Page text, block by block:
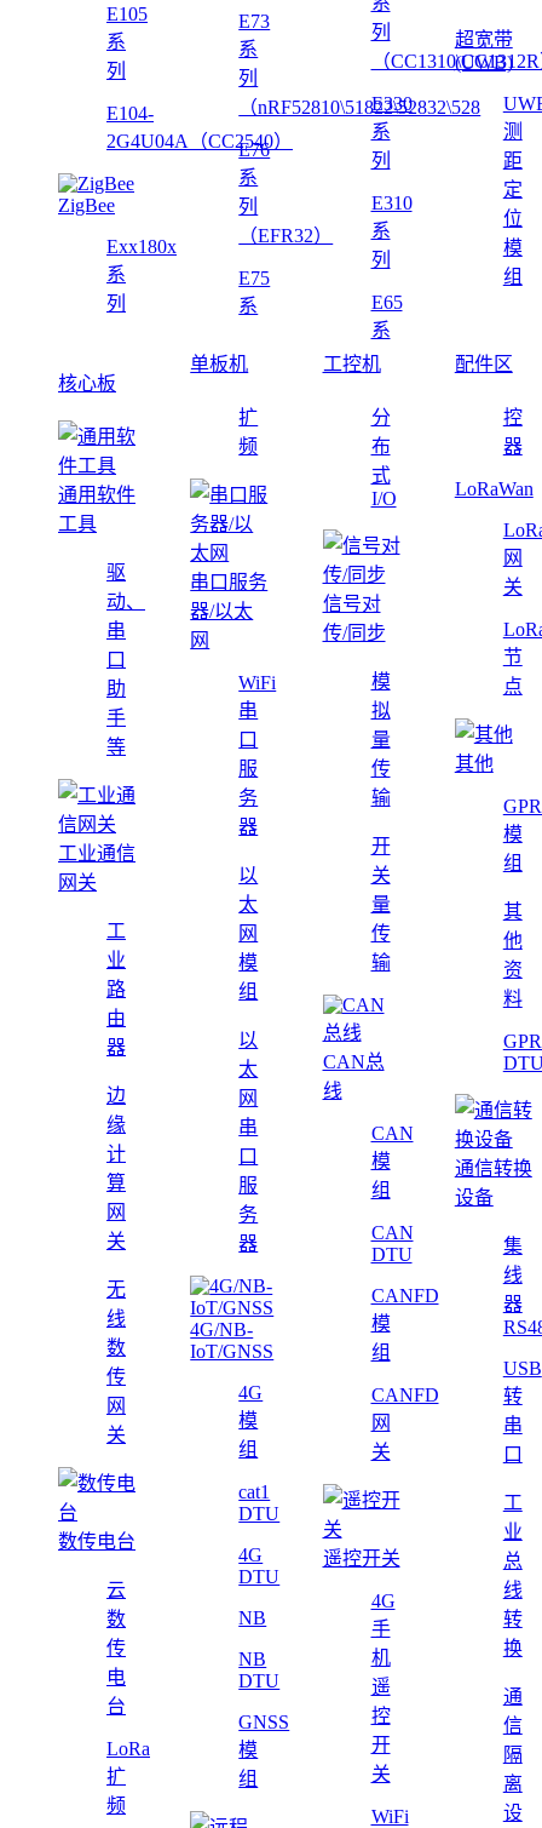
E105
系
列
E104-
2G4U04A（CC2540）
ZigBee
Exx180x
系
列
E73
系
列
（nRF52810\51822\52832\528
E76
系
列
（EFR32）
E75
系
列
（
E330
系
列
E310
系
列
E65
系
超宽带
(UWB)
测
距
定
位
模
组
核心板
单板机 工控机 配件区
通用软件
工具
驱
动、
串
口
助
手
等
工业通信
网关
工
业
路
由
器
边
缘
计
算
网
关
无
线
数
传
网
关
数传电台
云
数
传
电
台
LoRa
扩
频
扩
频
串口服务
器/以太
网
WiFi
串
口
服
务
器
以
太
网
模
组
以
太
网
串
口
服
务
器
4G/NB-
IoT/GNSS
4G
模
组
cat1
DTU
4G
DTU
NB
NB
DTU
GNSS
模
组
分
布
式
I/O
信号对
传/同步
模
拟
量
传
输
开
关
量
传
输
CAN总
线
CAN
模
组
CAN
DTU
CANFD
模
组
CANFD
网
关
遥控开关
4G
手
机
遥
控
开
关
WiFi
控
器
LoRaWan
网
关
节
点
其他
模
组
其
他
资
料
通信转换
设备
集
线
器
USB
转
串
口
工
业
总
线
转
换
通
信
隔
离
设